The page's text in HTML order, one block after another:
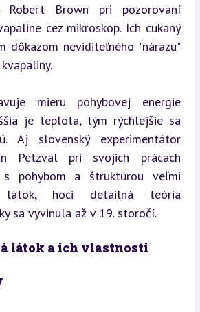
Robert Brown pri pozorovaní
cez mikroskop. Ich cukaný
dôkazom neviditeľného "nárazu"
mieru pohybovej energie
je teplota, tým rýchlejšie sa
Aj slovenský experimentátor
Petzval pri svojich prácach
pohybom a štruktúrou veľmi
hoci detailná teória
sa vyvinula až v 19. storočí.
látok a ich vlastnosti